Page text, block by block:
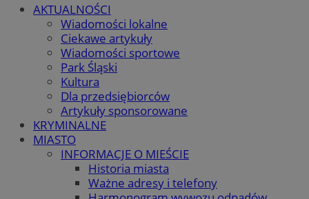
AKTUALNOŚCI
Wiadomości lokalne
Ciekawe artykuły
Wiadomości sportowe
Park Śląski
Kultura
Dla przedsiębiorców
Artykuły sponsorowane
KRYMINALNE
MIASTO
INFORMACJE O MIEŚCIE
Historia miasta
Ważne adresy i telefony